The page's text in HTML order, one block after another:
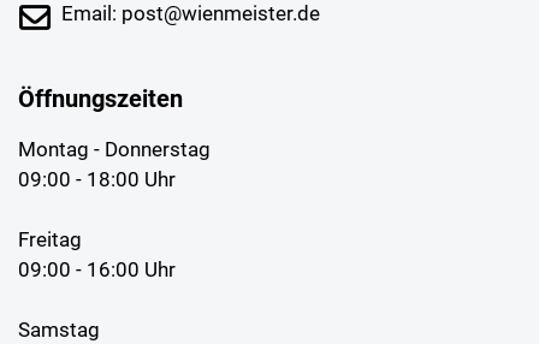
Email: post@wienmeister.de
Öffnungszeiten
Montag - Donnerstag
09:00 - 18:00 Uhr
Freitag
09:00 - 16:00 Uhr
Samstag